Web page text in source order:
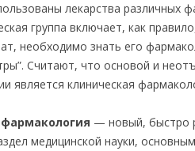
лекарства различных
группа включает, как
необходимо знать его
Считают, что основой и
является клиническая
— новый, быстро
медицинской науки,